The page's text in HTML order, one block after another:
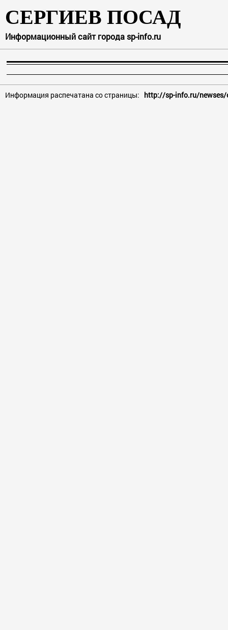
СЕРГИЕВ ПОСАД
Информационный сайт города sp-info.ru
Информация распечатана со страницы: http://sp-info.ru/newses/